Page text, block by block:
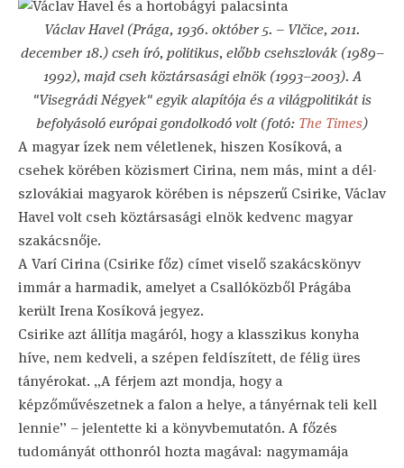
Václav Havel (Prága, 1936. október 5. – Vlčice, 2011.
december 18.) cseh író, politikus, előbb csehszlovák (1989–
1992), majd cseh köztársasági elnök (1993–2003). A
"Visegrádi Négyek" egyik alapítója és a világpolitikát is
befolyásoló európai gondolkodó volt (fotó: The Times)
A magyar ízek nem véletlenek, hiszen Kosíková, a
csehek körében közismert Cirina, nem más, mint a dél-
szlovákiai magyarok körében is népszerű Csirike, Václav
Havel volt cseh köztársasági elnök kedvenc magyar
szakácsnője.
A Varí Cirina (Csirike főz) címet viselő szakácskönyv
immár a harmadik, amelyet a Csallóközből Prágába
került Irena Kosíková jegyez.
Csirike azt állítja magáról, hogy a klasszikus konyha
híve, nem kedveli, a szépen feldíszített, de félig üres
tányérokat. „A férjem azt mondja, hogy a
képzőművészetnek a falon a helye, a tányérnak teli kell
lennie” – jelentette ki a könyvbemutatón. A főzés
tudományát otthonról hozta magával: nagymamája